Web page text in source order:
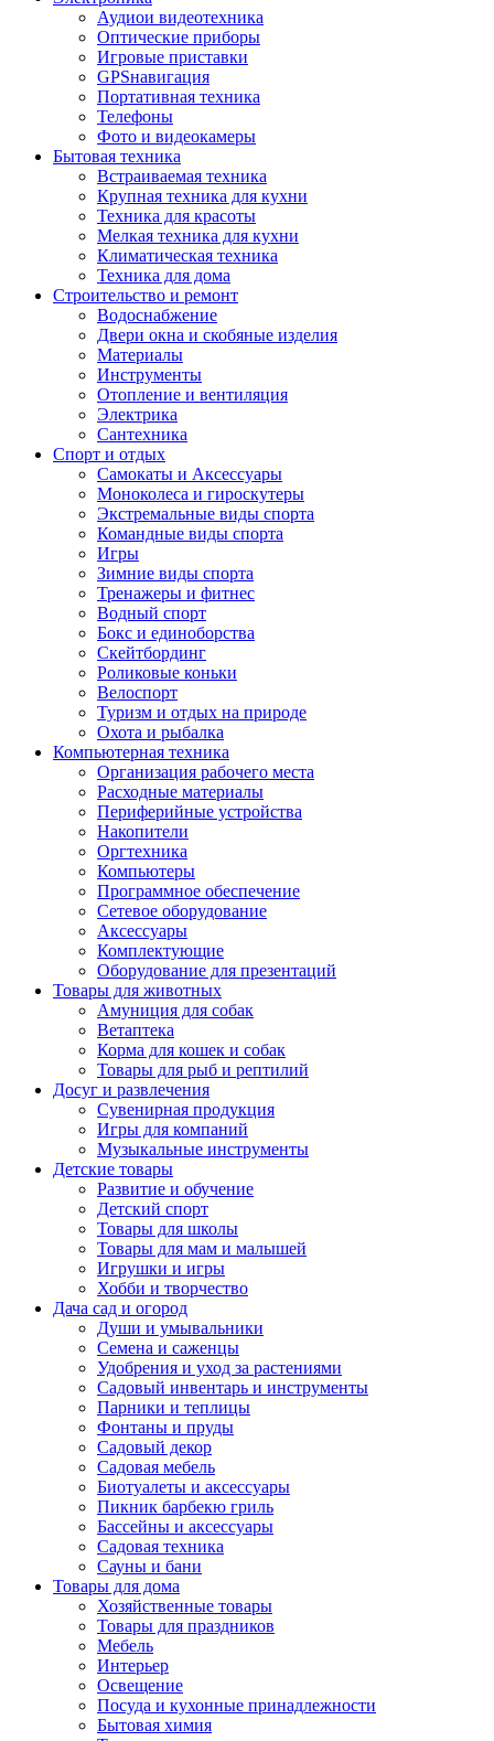
Аудиои видеотехника
Оптические приборы
Игровые приставки
GPSнавигация
Портативная техника
Телефоны
Фото и видеокамеры
Бытовая техника
Встраиваемая техника
Крупная техника для кухни
Техника для красоты
Мелкая техника для кухни
Климатическая техника
Техника для дома
Строительство и ремонт
Водоснабжение
Двери окна и скобяные изделия
Материалы
Инструменты
Отопление и вентиляция
Электрика
Сантехника
Спорт и отдых
Самокаты и Аксессуары
Моноколеса и гироскутеры
Экстремальные виды спорта
Командные виды спорта
Игры
Зимние виды спорта
Тренажеры и фитнес
Водный спорт
Бокс и единоборства
Скейтбординг
Роликовые коньки
Велоспорт
Туризм и отдых на природе
Охота и рыбалка
Компьютерная техника
Организация рабочего места
Расходные материалы
Периферийные устройства
Накопители
Оргтехника
Компьютеры
Программное обеспечение
Сетевое оборудование
Аксессуары
Комплектующие
Оборудование для презентаций
Товары для животных
Амуниция для собак
Ветаптека
Корма для кошек и собак
Товары для рыб и рептилий
Досуг и развлечения
Сувенирная продукция
Игры для компаний
Музыкальные инструменты
Детские товары
Развитие и обучение
Детский спорт
Товары для школы
Товары для мам и малышей
Игрушки и игры
Хобби и творчество
Дача сад и огород
Души и умывальники
Семена и саженцы
Удобрения и уход за растениями
Садовый инвентарь и инструменты
Парники и теплицы
Фонтаны и пруды
Садовый декор
Садовая мебель
Биотуалеты и аксессуары
Пикник барбекю гриль
Бассейны и аксессуары
Садовая техника
Сауны и бани
Товары для дома
Хозяйственные товары
Товары для праздников
Мебель
Интерьер
Освещение
Посуда и кухонные принадлежности
Бытовая химия